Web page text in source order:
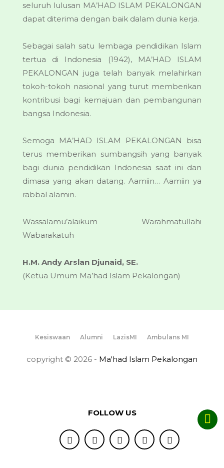
seluruh lulusan MA’HAD ISLAM PEKALONGAN
dapat diterima dengan baik dalam dunia kerja.
Sebagai salah satu lembaga pendidikan Islam
tertua di Indonesia (1942), MA’HAD ISLAM
PEKALONGAN juga telah banyak melahirkan
tokoh-tokoh nasional yang turut memberikan
kontribusi bagi kemajuan dan pembangunan
bangsa Indonesia.
Semoga MA’HAD ISLAM PEKALONGAN bisa
terus memberikan sumbangsih yang banyak
bagi dunia pendidikan Indonesia saat ini dan
dimasa yang akan datang. Aamiin… Aamiin ya
rabbal alamin.
Wassalamu’alaikum Warahmatullahi
Wabarakatuh
H.M. Andy Arslan Djunaid, SE.
(Ketua Umum Ma’had Islam Pekalongan)
Kesiswaan Alumni LazisMI Ambulans MI
copyright © 2026 - Ma'had Islam Pekalongan
FOLLOW US